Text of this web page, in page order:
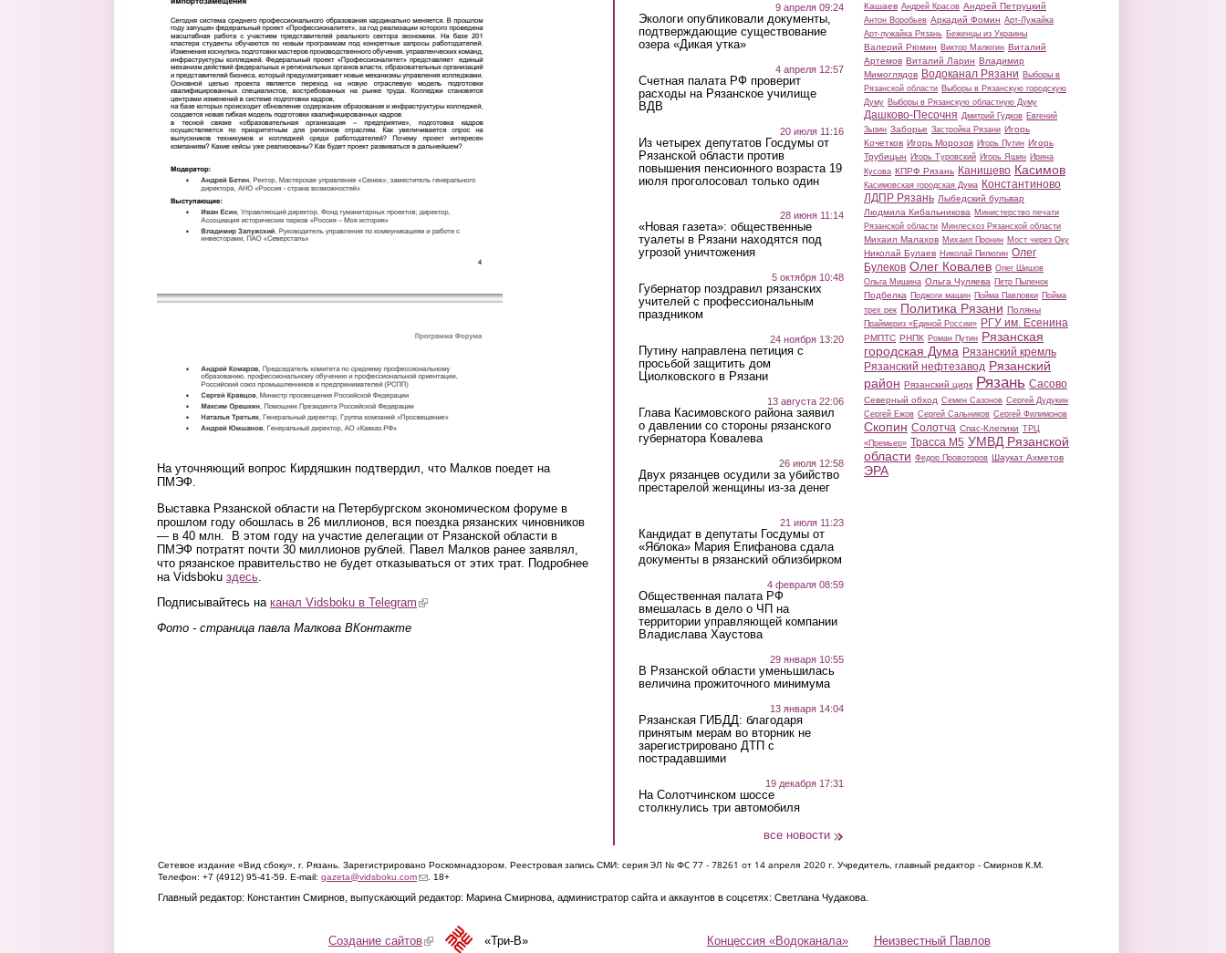
На уточняющий вопрос Кирдяшкин подтвердил, что Малков поедет на
ПМЭФ.
Выставка Рязанской области на Петербургском экономическом форуме в
прошлом году обошлась в 26 миллионов, вся поездка рязанских чиновников
— в 40 млн. В этом году на участие делегации от Рязанской области в
ПМЭФ потратят почти 30 миллионов рублей. Павел Малков ранее заявлял,
что рязанское правительство не будет отказываться от этих трат. Подробнее
на Vidsboku здесь
Подписывайтесь на канал Vidsboku в Telegram (link is external)
Фото - страница павла Малкова ВКонтакте
9 апреля 09:24
Экологи опубликовали документы,
подтверждающие существование
озера «Дикая утка»
4 апреля 12:57
Счетная палата РФ проверит
расходы на Рязанское училище
ВДВ
20 июля 11:16
Из четырех депутатов Госдумы от
Рязанской области против
повышения пенсионного возраста 19
июля проголосовал только один
28 июня 11:14
«Новая газета»: общественные
туалеты в Рязани находятся под
угрозой уничтожения
5 октября 10:48
Губернатор поздравил рязанских
учителей с профессиональным
праздником
24 ноября 13:20
Путину направлена петиция с
просьбой защитить дом
Циолковского в Рязани
13 августа 22:06
Глава Касимовского района заявил
о давлении со стороны рязанского
губернатора Ковалева
26 июля 12:58
Двух рязанцев осудили за убийство
престарелой женщины из-за денег
21 июля 11:23
Кандидат в депутаты Госдумы от
«Яблока» Мария Епифанова сдала
документы в рязанский облизбирком
4 февраля 08:59
Общественная палата РФ
вмешалась в дело о ЧП на
территории управляющей компании
Владислава Хаустова
29 января 10:55
В Рязанской области уменьшилась
величина прожиточного минимума
13 января 14:04
Рязанская ГИБДД: благодаря
принятым мерам во вторник не
зарегистрировано ДТП с
пострадавшими
19 декабря 17:31
На Солотчинском шоссе
столкнулись три автомобиля
все новости
Кашаев Андрей Красов Андрей Петруцкий
Антон Воробьев Аркадий Фомин Арт-Лужайка
Арт-лужайка Рязань Беженцы из Украины
Валерий Рюмин Виктор Малюгин Виталий
Артемов Виталий Ларин Владимир
Мимоглядов Водоканал Рязани Выборы в
Рязанской области Выборы в Рязанскую городскую
Думу Выборы в Рязанскую областную Думу
Дашково-Песочня Дмитрий Гудков Евгений
Зызин Заборье Застройка Рязани Игорь
Кочетков Игорь Морозов Игорь Путин Игорь
Трубицын Игорь Туровский Игорь Яшин Ирина
Кусова КПРФ Рязань Канищево Касимов
Касимовская городская Дума Константиново
ЛДПР Рязань Лыбедский бульвар
Людмила Кибальникова Министерство печати
Рязанской области Минлесхоз Рязанской области
Михаил Малахов Михаил Пронин Мост через Оку
Николай Булаев Николай Пилюгин Олег
Булеков Олег Ковалев Олег Шишов
Ольга Мишина Ольга Чуляева Петр Пыленок
Подбелка Поджоги машин Пойма Павловки Пойма
трех рек Политика Рязани Поляны
Праймериз «Единой России» РГУ им. Есенина
РМПТС РНПК Роман Путин Рязанская
городская Дума Рязанский кремль
Рязанский нефтезавод Рязанский
район Рязанский цирк Рязань Сасово
Северный обход Семен Сазонов Сергей Дудукин
Сергей Ежов Сергей Сальников Сергей Филимонов
Скопин Солотча Спас-Клепики ТРЦ
«Премьер» Трасса М5 УМВД Рязанской
области Федор Провоторов Шаукат Ахметов
ЭРА
Сетевое издание «Вид сбоку», г. Рязань. Зарегистрировано Роскомнадзором. Реестровая запись СМИ: серия ЭЛ № ФС 77 - 78261 от 14 апреля 2020 г. Учредитель, главный редактор - Смирнов К.М.
Телефон: +7 (4912) 95-41-59. E-mail: gazeta@vidsboku.com(link sends e-mail)
. 18+
Главный редактор: Константин Смирнов, выпускающий редактор: Марина Смирнова, администратор сайта и аккаунтов в соцсетях: Светлана Чудакова.
Концессия «Водоканала» Неизвестный Павлов
Создание сайтов(link is external)«Три-В»